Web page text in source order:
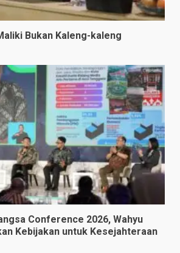
Bukan Kaleng-kaleng
Conference 2026, Wahyu
Kebijakan untuk Kesejahteraan